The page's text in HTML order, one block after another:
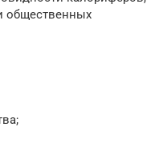
общественных